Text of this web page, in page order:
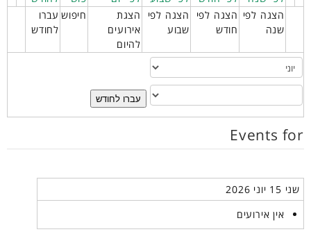
הצגה לפי
שנה
הצגה לפי
חודש
הצגה לפי
שבוע
הצגת
אירועים
להיום
חיפוש עברו
לחודש
עברו לחודש
Events for
שני 15 יוני 2026
אין אירועים